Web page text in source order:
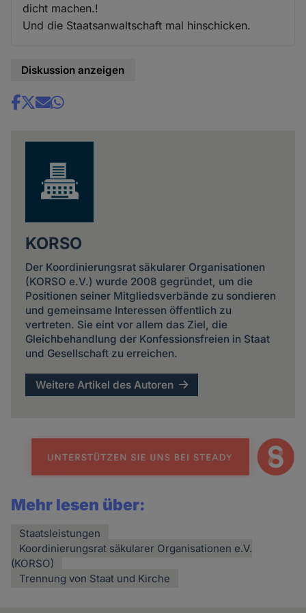
dicht machen.!
Und die Staatsanwaltschaft mal hinschicken.
Diskussion anzeigen
Share
KORSO
Der Koordinierungsrat säkularer Organisationen
(KORSO e.V.) wurde 2008 gegründet, um die
Positionen seiner Mitgliedsverbände zu sondieren
und gemeinsame Interessen öffentlich zu
vertreten. Sie eint vor allem das Ziel, die
Gleichbehandlung der Konfessionsfreien in Staat
und Gesellschaft zu erreichen.
Weitere Artikel des Autoren
Mehr lesen über:
Staatsleistungen
Koordinierungsrat säkularer Organisationen e.V.
(KORSO)
Trennung von Staat und Kirche